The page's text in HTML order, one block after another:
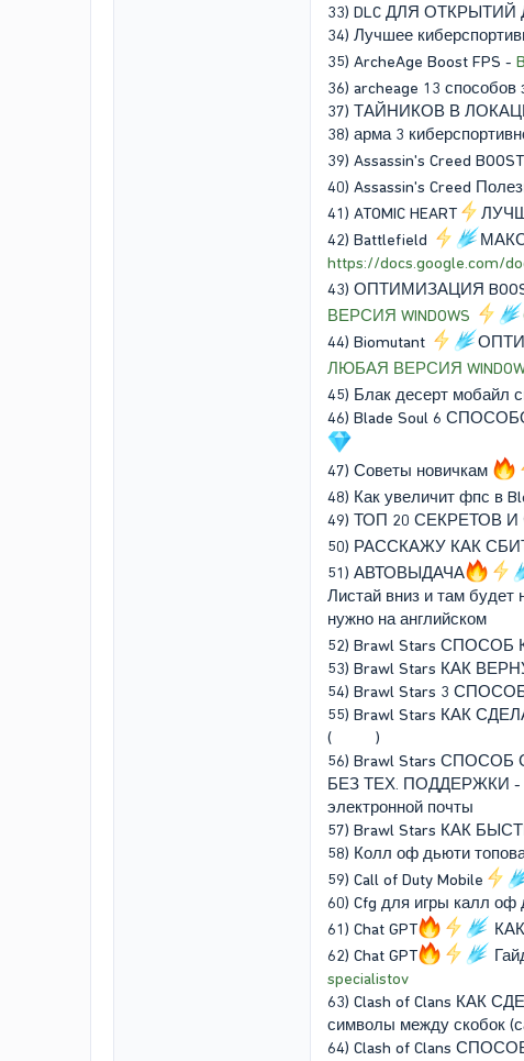
33) DLC ДЛЯ
34) Лучшее
35) ArcheAge Boost FPS -
36) archeage 13 способов
37) ТАЙНИКОВ В
38) арма 3
39) Assassin's Creed
40) Assassin's Creed
41) ATOMIC HEART
42) Battlefield
https://docs.google.com/
43) ОПТИМИЗАЦИЯ
ВЕРСИЯ WINDOWS
44) Biomutant
ЛЮБАЯ ВЕРСИЯ
45) Блак десерт мобайл
46) Blade Soul 6
47) Советы новичкам
48) Как увеличит фпс в
49) ТОП 20 СЕКРЕТОВ
50) РАССКАЖУ КАК
51) АВТОВЫДАЧА
Листай вниз и там
нужно на английском
52) Brawl Stars
53) Brawl Stars КАК
54) Brawl Stars 3
55) Brawl Stars КАК
( ᠌ ᠌ ᠌᠌ ᠌ ᠌ ᠌ ᠌ ᠌ ᠌ )
56) Brawl Stars
БЕЗ ТЕХ. ПОДДЕРЖКИ -
электронной почты
57) Brawl Stars КАК
58) Колл оф дьюти
59) Call of Duty Mobile
60) Cfg для игры калл
61) Chat GPT
62) Chat GPT
specialistov
63) Clash of Clans КАК
символы между скобок
64) Clash of Clans